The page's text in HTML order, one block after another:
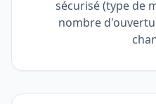
sécurisé (type de
nombre